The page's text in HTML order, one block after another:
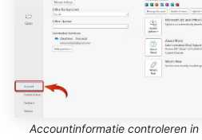
Accountinformatie controleren